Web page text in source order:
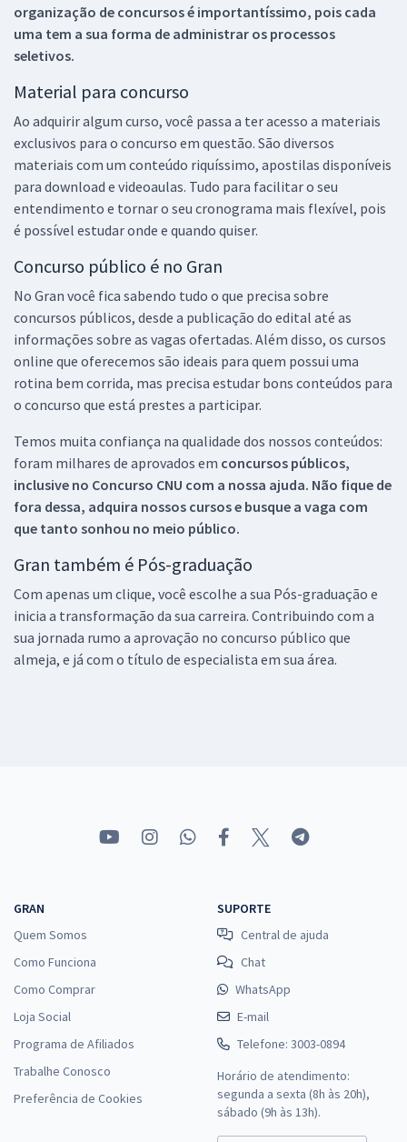
organização de concursos é importantíssimo, pois cada
uma tem a sua forma de administrar os processos
seletivos.
Material para concurso
Ao adquirir algum curso, você passa a ter acesso a materiais
exclusivos para o concurso em questão. São diversos
materiais com um conteúdo riquíssimo, apostilas disponíveis
para download e videoaulas. Tudo para facilitar o seu
entendimento e tornar o seu cronograma mais flexível, pois
é possível estudar onde e quando quiser.
Concurso público é no Gran
No Gran você fica sabendo tudo o que precisa sobre
concursos públicos, desde a publicação do edital até as
informações sobre as vagas ofertadas. Além disso, os cursos
online que oferecemos são ideais para quem possui uma
rotina bem corrida, mas precisa estudar bons conteúdos para
o concurso que está prestes a participar.
Temos muita confiança na qualidade dos nossos conteúdos:
foram milhares de aprovados em concursos públicos,
inclusive no Concurso CNU com a nossa ajuda. Não fique de
fora dessa, adquira nossos cursos e busque a vaga com
que tanto sonhou no meio público.
Gran também é Pós-graduação
Com apenas um clique, você escolhe a sua Pós-graduação e
inicia a transformação da sua carreira. Contribuindo com a
sua jornada rumo a aprovação no concurso público que
almeja, e já com o título de especialista em sua área.
GRAN
Quem Somos
Como Funciona
Como Comprar
Loja Social
Programa de Afiliados
Trabalhe Conosco
Preferência de Cookies
SUPORTE
Central de ajuda
Chat
WhatsApp
E-mail
Telefone: 3003-0894
Horário de atendimento:
segunda a sexta (8h às 20h),
sábado (9h às 13h).